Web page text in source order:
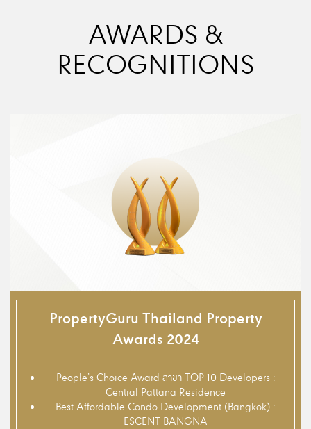
AWARDS &
RECOGNITIONS
PropertyGuru Thailand Property
Awards 2024
People’s Choice Award สาขา TOP 10 Developers :
Central Pattana Residence
Best Affordable Condo Development (Bangkok) :
ESCENT BANGNA